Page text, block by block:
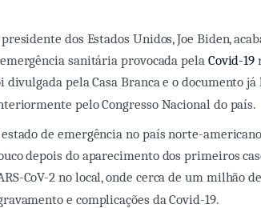
presidente dos Estados Unidos, Joe Biden,
sanitária provocada pela Covid-19
divulgada pela Casa Branca e o documento
pelo Congresso Nacional do país.
estado de emergência no país norte-
depois do aparecimento dos primeiros
CoV-2 no local, onde cerca de um milhão
e complicações da Covid-19.